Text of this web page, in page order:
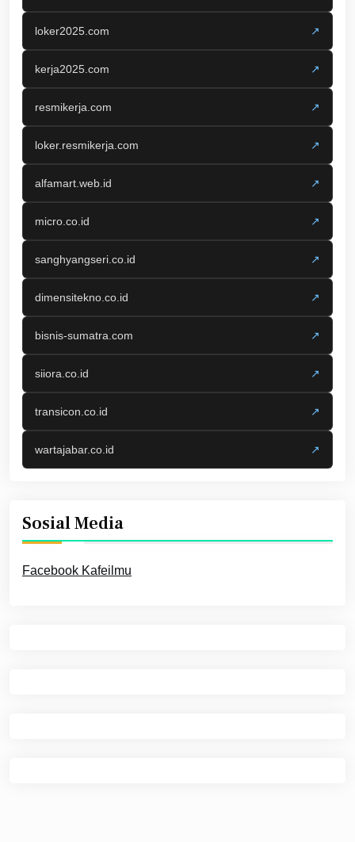
loker2025.com ↗
kerja2025.com ↗
resmikerja.com ↗
loker.resmikerja.com ↗
alfamart.web.id ↗
micro.co.id ↗
sanghyangseri.co.id ↗
dimensitekno.co.id ↗
bisnis-sumatra.com ↗
siiora.co.id ↗
transicon.co.id ↗
wartajabar.co.id ↗
Sosial Media
Facebook Kafeilmu